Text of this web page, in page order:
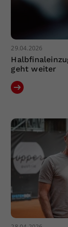
29.04.2026
geht weiter